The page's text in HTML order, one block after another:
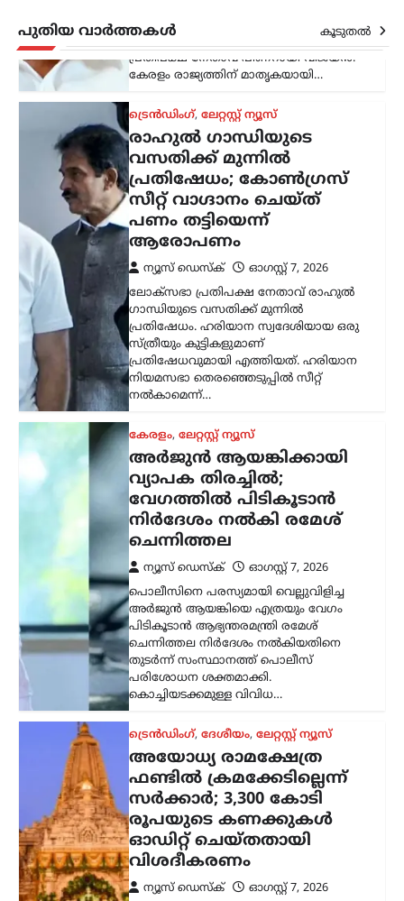
പുതിയ വാർത്തകൾ കൂടുതൽ
പ്രതിഷേധം. ഹരിയാന സ്വദേശിയായ ഒരു
സ്ത്രീയും കുട്ടികളുമാണ്
പ്രതിഷേധവുമായി എത്തിയത്. ഹരിയാന
നിയമസഭാ തെരഞ്ഞെടുപ്പിൽ സീറ്റ്
കേരളം,ലേറ്റസ്റ്റ് ന്യൂസ്
അര്‍ജുന്‍ ആയങ്കിക്കായി
വ്യാപക തിരച്ചില്‍;
വേഗത്തില്‍ പിടികൂടാന്‍
നിര്‍ദേശം നല്‍കി രമേശ്
ചെന്നിത്തല
ന്യൂസ് ഡെസ്ക്
ഓഗസ്റ്റ്‌ 7, 2026
പൊലീസിനെ പരസ്യമായി വെല്ലുവിളിച്ച
അര്‍ജുന്‍ ആയങ്കിയെ എത്രയും വേഗം
പിടികൂടാന്‍ ആഭ്യന്തരമന്ത്രി രമേശ്
ചെന്നിത്തല നിര്‍ദേശം നല്‍കിയതിനെ
തുടര്‍ന്ന് സംസ്ഥാനത്ത് പൊലീസ്
പരിശോധന ശക്തമാക്കി.
കൊച്ചിയടക്കമുള്ള വിവിധ…
ട്രെൻഡിംഗ്,ദേശീയം,
അയോധ്യ രാമക്ഷേത്ര
ഫണ്ടിൽ ക്രമക്കേടില്ലെന്ന്
സർക്കാർ; 3,300 കോടി
രൂപയുടെ കണക്കുകൾ
ഓഡിറ്റ് ചെയ്തതായി
വിശദീകരണം
ന്യൂസ് ഡെസ്ക്
ഓഗസ്റ്റ്‌ 7, 2026
അയോധ്യ രാമക്ഷേത്രത്തിനായി ലഭിച്ച
3,300 കോടി രൂപയുടെ സംഭാവനകളുടെ
വിനിയോഗത്തിൽ യാതൊരു ക്രമക്കേടും
നടന്നിട്ടില്ലെന്ന് സർക്കാർ വൃത്തങ്ങൾ
വ്യക്തമാക്കി. സംഭാവന തുകയുടെ
ഉപയോഗവുമായി ബന്ധപ്പെട്ട് ഉയർന്ന
കേരളം,തിരുവനന്തപുരം,വാർത്തകൾ
വീട്ടുപടിക്കലെ പെൻഷൻ
വിതരണം നിർത്തുന്നത്
അനീതി; ഉത്തരവ്
പിൻവലിക്കണമെന്ന്
പിണറായി വിജയൻ
ന്യൂസ് ഡെസ്ക്
ഓഗസ്റ്റ്‌ 7, 2026